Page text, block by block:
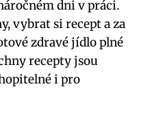
dni v práci.
vybrat si recept a za
zdravé jídlo plné
recepty jsou
i pro